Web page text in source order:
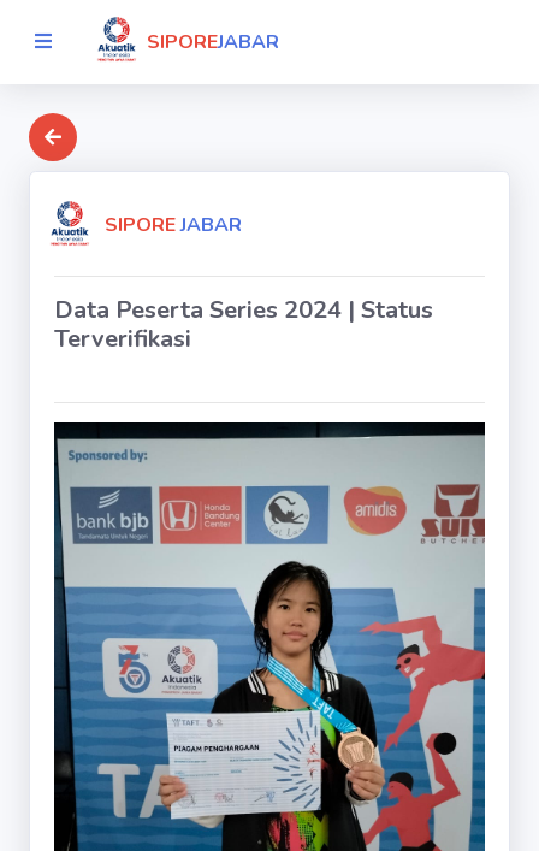
SIPOREJABAR
SIPOREJABAR
Data Peserta Series 2024 | Status
Terverifikasi